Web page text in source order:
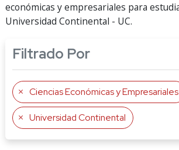
económicas y empresariales para
Universidad Continental - UC.
Filtrado Por
Ciencias Económicas y Empresariales
Universidad Continental